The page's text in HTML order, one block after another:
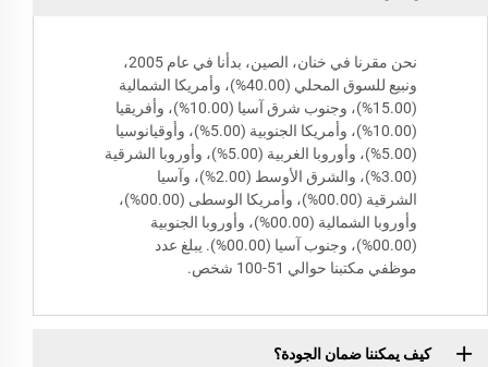
نحن مقرنا في خنان، الصين، بدأنا في عام 2005،
ونبيع للسوق المحلي (40.00%)، وأمريكا الشمالية
(15.00%)، وجنوب شرق آسيا (10.00%)، وأفريقيا
(10.00%)، وأمريكا الجنوبية (5.00%)، وأوقيانوسيا
(5.00%)، وأوروبا الغربية (5.00%)، وأوروبا الشرقية
(3.00%)، والشرق الأوسط (2.00%)، وآسيا
الشرقية (00.00%)، وأمريكا الوسطى (00.00%)،
وأوروبا الشمالية (00.00%)، وأوروبا الجنوبية
(00.00%)، وجنوب آسيا (00.00%). يبلغ عدد
موظفي مكتبنا حوالي 51-100 شخص.
كيف يمكننا ضمان الجودة؟